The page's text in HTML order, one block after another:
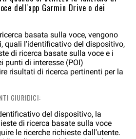
dell'app Garmin Drive o dei
basata sulla voce, vengono
quali l'identificativo del dispositivo,
di ricerca basate sulla voce e i
punti di interesse (POI)
risultati di ricerca pertinenti per la
GIURIDICI:
del dispositivo, la
di ricerca basate sulla voce
le ricerche richieste dall'utente.